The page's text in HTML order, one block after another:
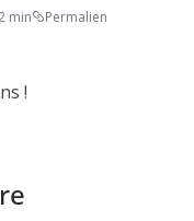
min Permalien
!